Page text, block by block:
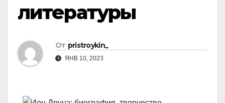
литературы
От pristroykin_
ЯНВ 10, 2023